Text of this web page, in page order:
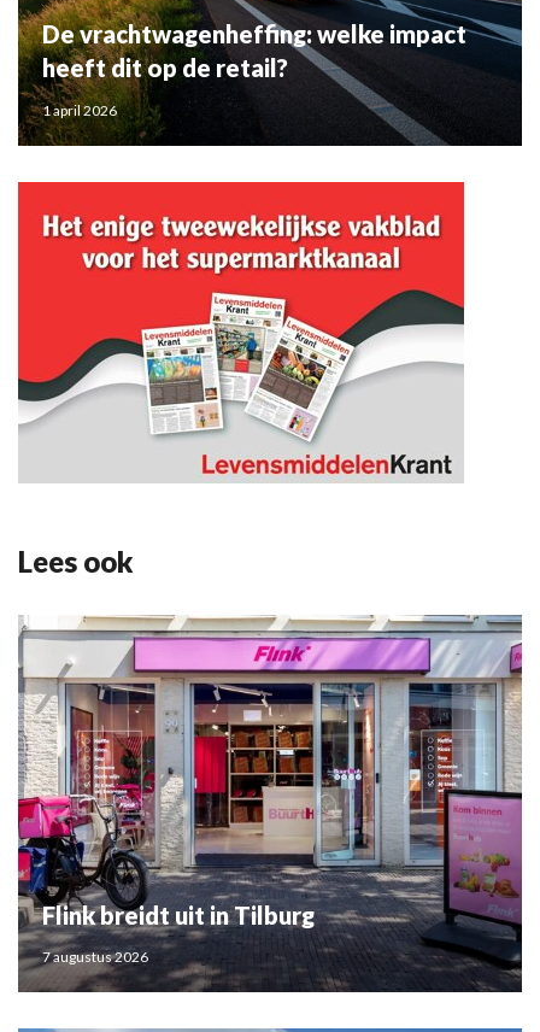
De vrachtwagenheffing: welke impact
heeft dit op de retail?
1 april 2026
Lees ook
Flink breidt uit in Tilburg
7 augustus 2026